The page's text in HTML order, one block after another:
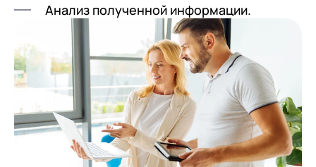
Анализ полученной информации.